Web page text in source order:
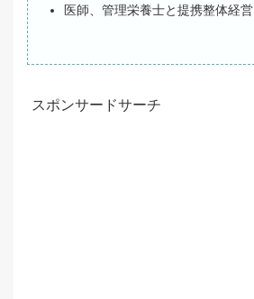
医師、管理栄養士と提携整体経営
スポンサードサーチ